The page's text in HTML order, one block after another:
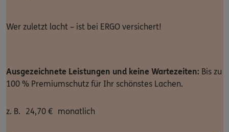
Service
Meine Versicherungen
dem ERGO Rechtsschutz und der DKV.
Wer zuletzt lacht – ist bei ERGO versichert!
Ausgezeichnete Leistungen und keine Wartezeiten:Bis zu
100 % Premiumschutz für Ihr schönstes Lachen.
z. B. 24,70€ monatlich